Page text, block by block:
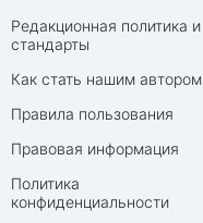
Редакционная политика и
стандарты
Как стать нашим автором
Правила пользования
Правовая информация
Политика
конфиденциальности